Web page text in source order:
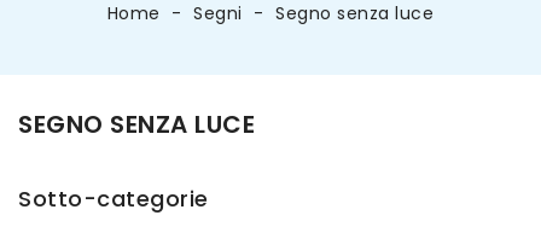
Home Segni Segno senza luce
SEGNO SENZA LUCE
Sotto-categorie